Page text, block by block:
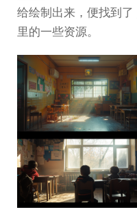
给绘制出来，便找到了
里的一些资源。